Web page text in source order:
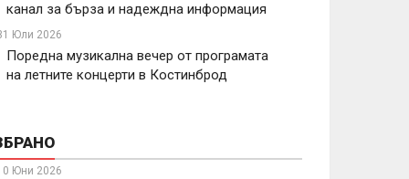
канал за бърза и надеждна информация
Юли 2026
Поредна музикална вечер от програмата
на летните концерти в Костинброд
Юни 2026